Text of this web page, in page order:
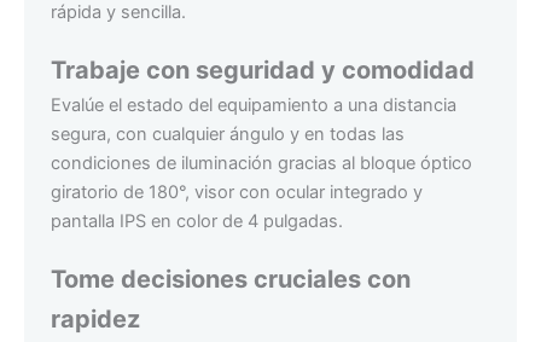
rápida y sencilla.
Trabaje con seguridad y comodidad
Evalúe el estado del equipamiento a una distancia
segura, con cualquier ángulo y en todas las
condiciones de iluminación gracias al bloque óptico
giratorio de 180°, visor con ocular integrado y
pantalla IPS en color de 4 pulgadas.
Tome decisiones cruciales con
rapidez